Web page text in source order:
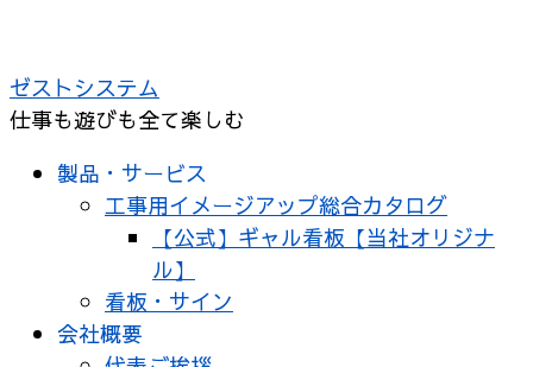
テ
ン
ゼストシステム
仕事も遊びも全て楽しむ
製品・サービス
工事用イメージアップ総合カタログ
【公式】ギャル看板【当社オリジナ
ル】
看板・サイン
会社概要